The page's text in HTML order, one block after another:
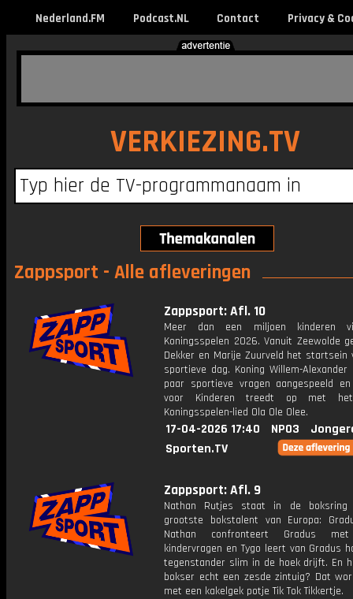
Nederland.FM Podcast.NL Contact Privacy &
VERKIEZING.TV
Zappsport - Alle afleveringen
Zappsport: Afl. 10
Meer dan een miljoen kinderen
Koningsspelen 2026. Vanuit Zeewolde
Dekker en Marije Zuurveld het startsein
sportieve dag. Koning Willem-
paar sportieve vragen aangespeeld
voor Kinderen treedt op met
Koningsspelen-lied Ola Ole Olee.
17-04-2026 17:40 NPO3
Sporten.TV
Zappsport: Afl. 9
Nathan Rutjes staat in de
grootste bokstalent van Europa:
Nathan confronteert Gradus
kindervragen en Tygo leert van Gradus
tegenstander slim in de hoek drijft. En
bokser echt een zesde zintuig? Dat
met een kakelgek potje Tik Tok Tikkertje.